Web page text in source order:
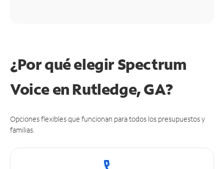
¿Por qué elegir Spectrum
Voice en Rutledge, GA?
Opciones flexibles que funcionan para todos los presupuestos y
familias.